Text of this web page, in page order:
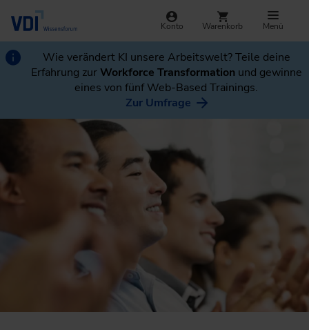
Konto Warenkorb Menü
Wie verändert KI unsere Arbeitswelt? Teile deine
Erfahrung zurWorkforce Transformation und gewinne
eines von fünf Web-Based Trainings.
Zur Umfrage